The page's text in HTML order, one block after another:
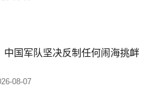
中国军队坚决反制任何闹海挑衅
08-07